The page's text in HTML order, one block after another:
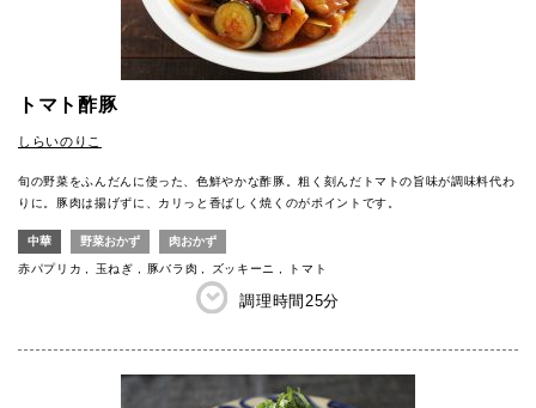
トマト酢豚
しらいのりこ
旬の野菜をふんだんに使った、色鮮やかな酢豚。粗く刻んだトマトの旨味が調味料代わ
りに。豚肉は揚げずに、カリっと香ばしく焼くのがポイントです。
中華 野菜おかず 肉おかず
赤パプリカ 玉ねぎ 豚バラ肉 ズッキーニ トマト
調理時間 25分